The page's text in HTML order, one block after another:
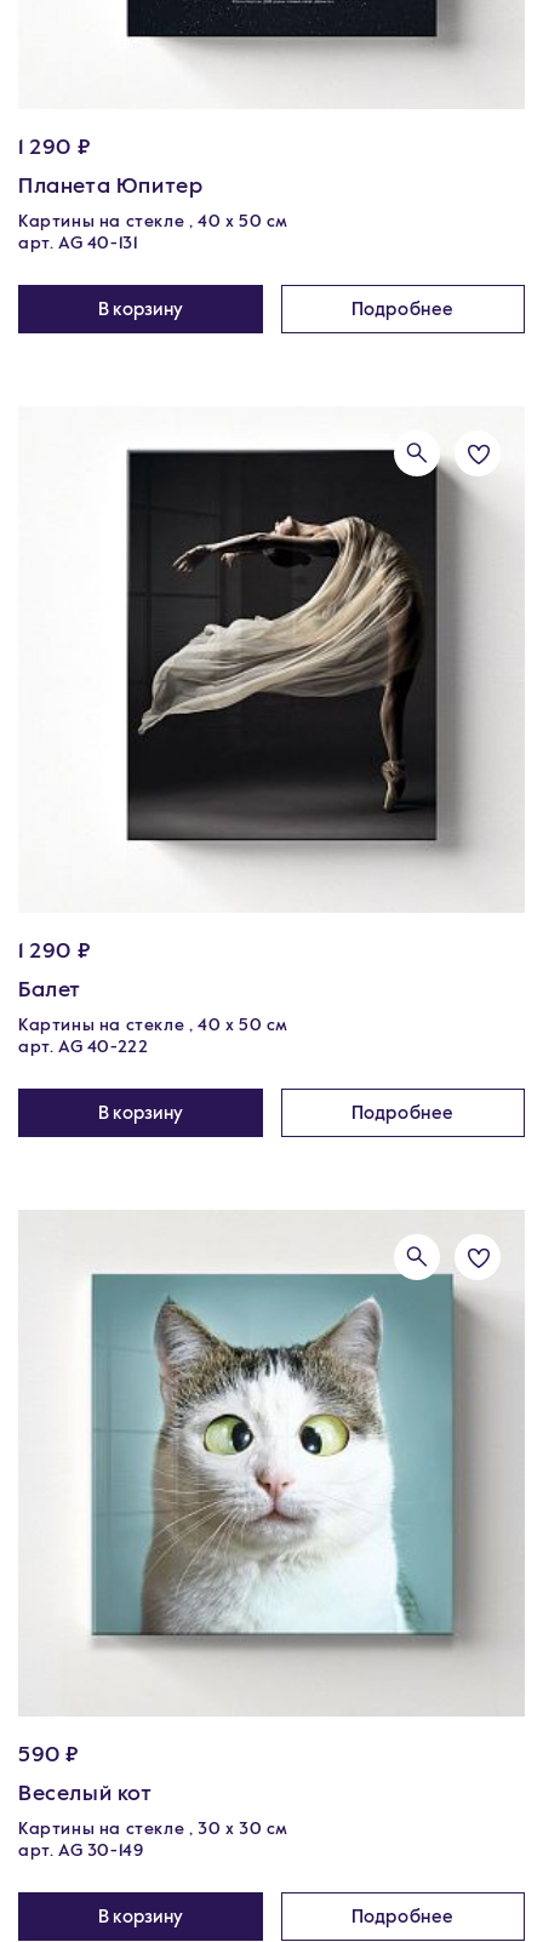
1 290 ₽
Планета Юпитер
Картины на стекле , 40 х 50 см
арт. AG 40-131
В корзину Подробнее
1 290 ₽
Балет
Картины на стекле , 40 х 50 см
арт. AG 40-222
В корзину Подробнее
590 ₽
Веселый кот
Картины на стекле , 30 x 30 см
арт. AG 30-149
В корзину Подробнее